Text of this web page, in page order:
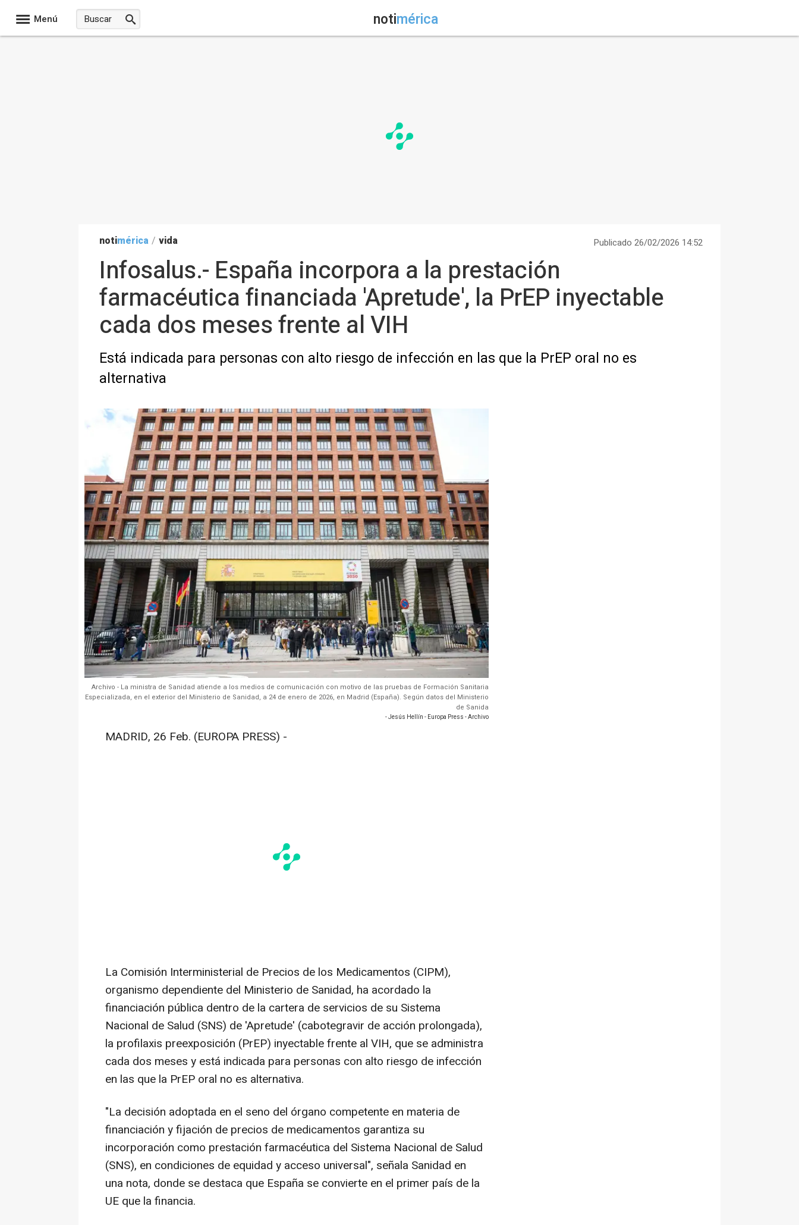
Menú notimérica
notimérica / vida Publicado 26/02/2026 14:52
Infosalus.- España incorpora a la prestación
farmacéutica financiada 'Apretude', la PrEP inyectable
cada dos meses frente al VIH
Está indicada para personas con alto riesgo de infección en las que la PrEP oral no es
alternativa
Archivo - La ministra de Sanidad atiende a los medios de comunicación con motivo de las pruebas de Formación Sanitaria
Especializada, en el exterior del Ministerio de Sanidad, a 24 de enero de 2026, en Madrid (España). Según datos del Ministerio
de Sanida
- Jesús Hellín - Europa Press - Archivo
MADRID, 26 Feb. (EUROPA PRESS) -
La Comisión Interministerial de Precios de los Medicamentos (CIPM),
organismo dependiente del Ministerio de Sanidad, ha acordado la
financiación pública dentro de la cartera de servicios de su Sistema
Nacional de Salud (SNS) de 'Apretude' (cabotegravir de acción prolongada),
la profilaxis preexposición (PrEP) inyectable frente al VIH, que se administra
cada dos meses y está indicada para personas con alto riesgo de infección
en las que la PrEP oral no es alternativa.
"La decisión adoptada en el seno del órgano competente en materia de
financiación y fijación de precios de medicamentos garantiza su
incorporación como prestación farmacéutica del Sistema Nacional de Salud
(SNS), en condiciones de equidad y acceso universal", señala Sanidad en
una nota, donde se destaca que España se convierte en el primer país de la
UE que la financia.